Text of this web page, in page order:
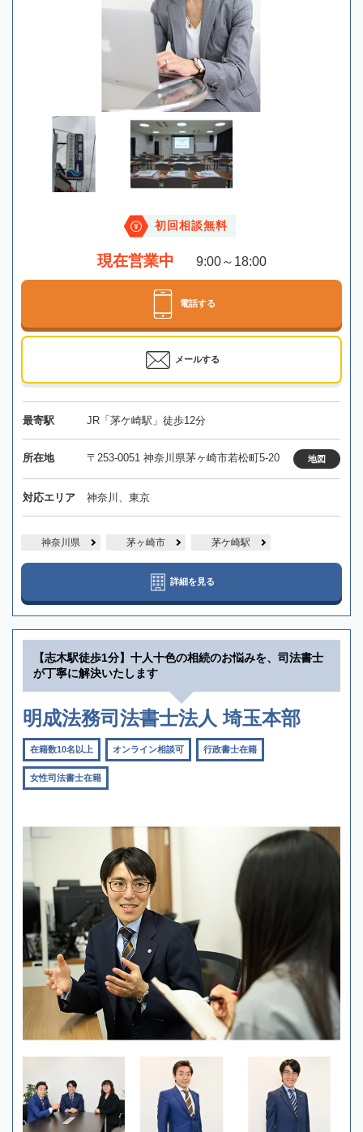
初回相談無料
現在営業中 9:00～18:00
電話する
メールする
最寄駅 JR「茅ケ崎駅」徒歩12分
所在地 〒253-0051 神奈川県茅ヶ崎市若松町5-20 地図
対応エリア 神奈川、東京
神奈川県 茅ヶ崎市 茅ケ崎駅
詳細を見る
【志木駅徒歩1分】十人十色の相続のお悩みを、司法書士
が丁寧に解決いたします
明成法務司法書士法人 埼玉本部
在籍数10名以上 オンライン相談可 行政書士在籍
女性司法書士在籍